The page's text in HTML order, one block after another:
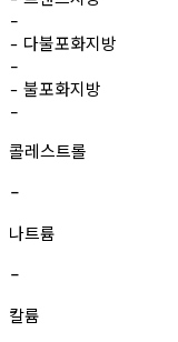
-
- 다불포화지방
-
- 불포화지방
-
콜레스트롤
-
나트륨
-
칼륨